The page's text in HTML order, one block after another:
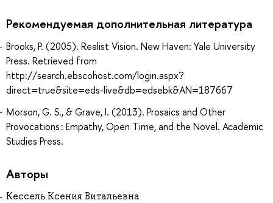
Рекомендуемая дополнительная литература
Brooks, P. (2005). Realist Vision. New Haven: Yale University
Press. Retrieved from
http://search.ebscohost.com/login.aspx?
direct=true&site=eds-live&db=edsebk&AN=187667
Morson, G. S., & Grave, I. (2013). Prosaics and Other
Provocations : Empathy, Open Time, and the Novel. Academic
Studies Press.
Авторы
Кессель Ксения Витальевна